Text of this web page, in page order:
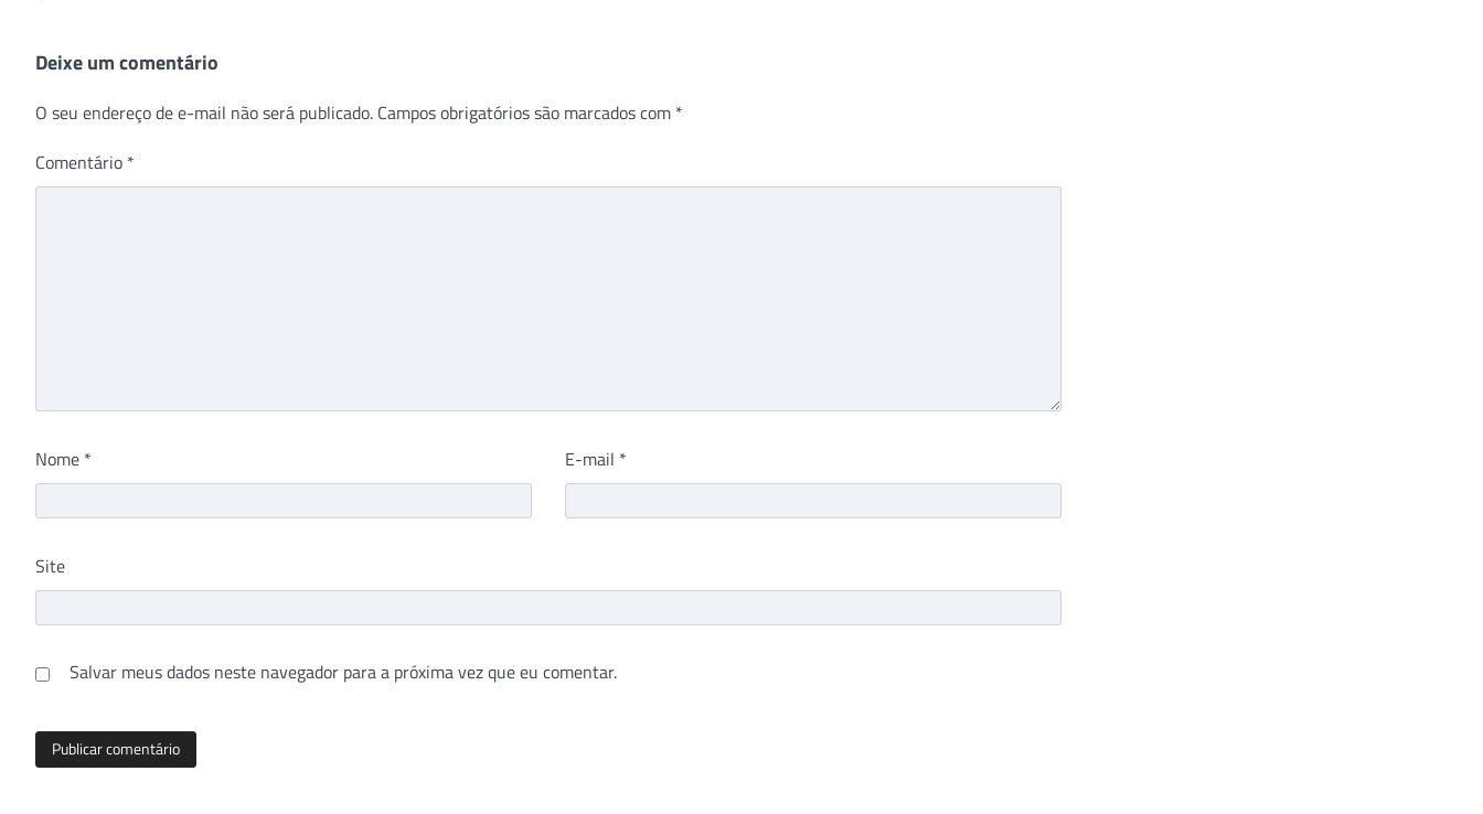
Deixe um comentário
O seu endereço de e-mail não será publicado. Campos obrigatórios são marcados com *
Comentário *
Nome * E-mail *
Site
Salvar meus dados neste navegador para a próxima vez que eu comentar.